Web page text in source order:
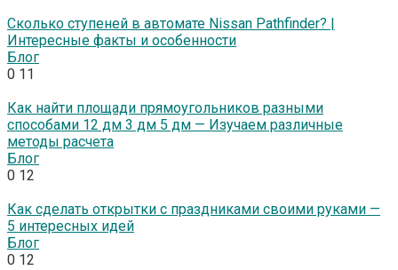
Сколько ступеней в автомате Nissan Pathfinder? |
Интересные факты и особенности
Блог
0 11
Как найти площади прямоугольников разными
способами 12 дм 3 дм 5 дм — Изучаем различные
методы расчета
Блог
0 12
Как сделать открытки с праздниками своими руками —
5 интересных идей
Блог
0 12